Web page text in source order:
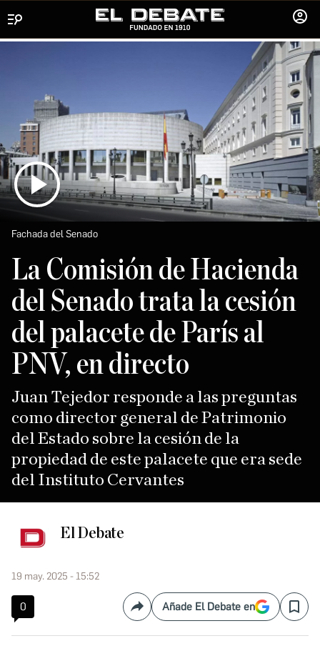
SESIÓN
Fachada del Senado
La Comisión de Hacienda
del Senado trata la cesión
del palacete de París al
PNV, en directo
Juan Tejedor responde a las preguntas
como director general de Patrimonio
del Estado sobre la cesión de la
propiedad de este palacete que era sede
del Instituto Cervantes
El Debate
19 may. 2025 - 15:52
0 CompartirAñade El Debate en Save